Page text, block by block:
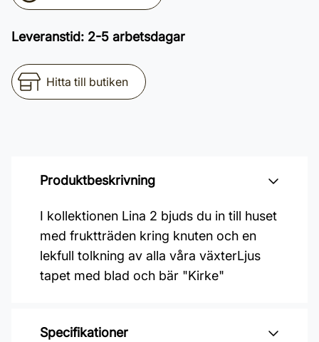
Leveranstid: 2-5 arbetsdagar
Hitta till butiken
Produktbeskrivning
I kollektionen Lina 2 bjuds du in till huset
med fruktträden kring knuten och en
lekfull tolkning av alla våra växterLjus
tapet med blad och bär "Kirke"
Specifikationer